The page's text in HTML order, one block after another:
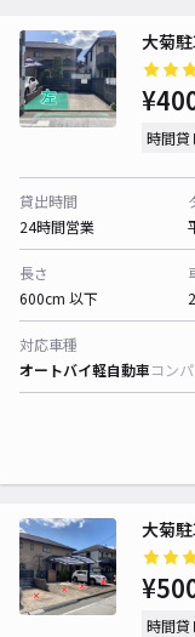
大菊駐
時間貸
貸出時間
24時間営業
長さ
600cm 以下
対応車種
オートバイ軽自動車コン
大菊駐
時間貸